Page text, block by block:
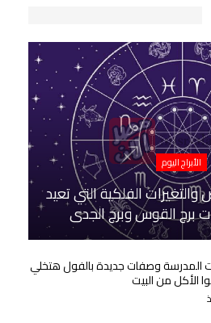
الأبراج اليوم
الفلكية التي تعيد
برج القوس وبرج الجدي
المدرسة وصفات جديدة بالفول هتخلي
الأكل من البيت